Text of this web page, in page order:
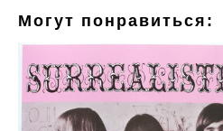
Могут понравиться: